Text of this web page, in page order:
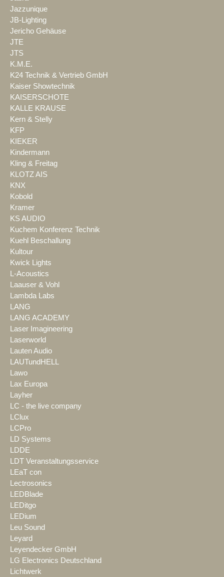
Jazzunique
JB-Lighting
Jericho Gehäuse
JTE
JTS
K.M.E.
K24 Technik & Vertrieb GmbH
Kaiser Showtechnik
KAISERSCHOTE
KALLE KRAUSE
Kern & Stelly
KFP
KIEKER
Kindermann
Kling & Freitag
KLOTZ AIS
KNX
Kobold
Kramer
KS AUDIO
Kuchem Konferenz Technik
Kuehl Beschallung
Kultour
Kwick Lights
L-Acoustics
Laauser & Vohl
Lambda Labs
LANG
LANG ACADEMY
Laser Imagineering
Laserworld
Lauten Audio
LAUTundHELL
Lawo
Lax Europa
Layher
LC - the live company
LClux
LCPro
LD Systems
LDDE
LDT Veranstaltungsservice
LEaT con
Lectrosonics
LEDBlade
LEDitgo
LEDium
Leu Sound
Leyard
Leyendecker GmbH
LG Electronics Deutschland
Lichtwerk